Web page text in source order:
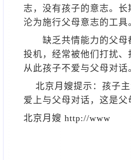
志，没有孩子的意志。
沦为施行父母意志的工具
缺乏共情能力的父母
投机，经常被他们打扰
从此孩子不爱与父母对话
北京月嫂提示：孩子
爱上与父母对话，这是父
北京月嫂 http://www